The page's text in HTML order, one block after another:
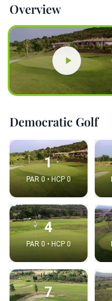
Overview
Democratic Golf
1
PAR 0 • HCP 0
4
PAR 0 • HCP 0
7